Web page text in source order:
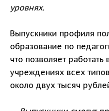
уровнях.
Выпускники профиля
образование по
что позволяет работать
учреждениях всех
около двух тысяч